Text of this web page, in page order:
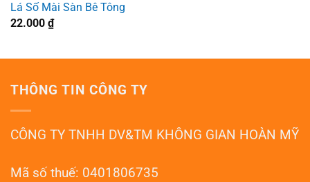
Lá Số Mài Sàn Bê Tông
22.000 ₫
THÔNG TIN CÔNG TY
CÔNG TY TNHH DV&TM KHÔNG GIAN HOÀN MỸ
Mã số thuế: 0401806735